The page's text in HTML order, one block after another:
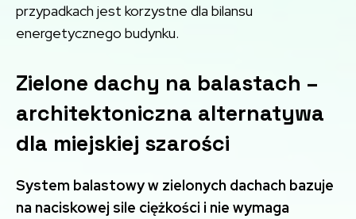
przypadkach jest korzystne dla bilansu
energetycznego budynku.
Zielone dachy na balastach –
architektoniczna alternatywa
dla miejskiej szarości
System balastowy w zielonych dachach bazuje
na naciskowej sile ciężkości i nie wymaga